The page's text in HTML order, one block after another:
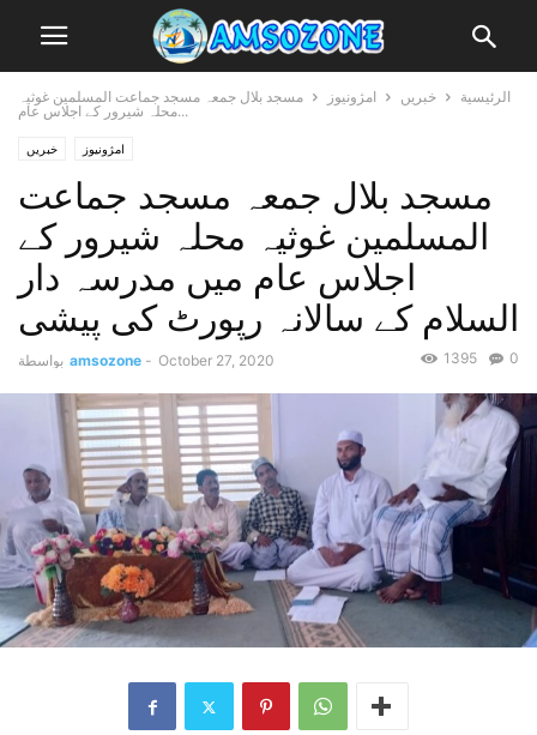
الرئيسية خبریں امژونیوز
مسجد بلال جمعہ مسجد جماعت المسلمین غوثیہ
محلہ شیرور کے اجلاس عام...
خبریں امژونیوز
مسجد بلال جمعہ مسجد جماعت
المسلمین غوثیہ محلہ شیرور کے
اجلاس عام میں مدرسہ دار
السلام کے سالانہ رپورٹ کی پیشی
بواسطة amsozone - October 27, 2020 0
1395